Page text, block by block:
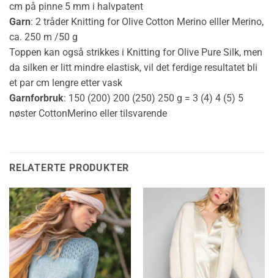
cm på pinne 5 mm i halvpatent
Garn: 2 tråder Knitting for Olive Cotton Merino elller Merino,
ca. 250 m /50 g
Toppen kan også strikkes i Knitting for Olive Pure Silk, men
da silken er litt mindre elastisk, vil det ferdige resultatet bli
et par cm lengre etter vask
Garnforbruk: 150 (200) 200 (250) 250 g = 3 (4) 4 (5) 5
nøster CottonMerino eller tilsvarende
RELATERTE PRODUKTER